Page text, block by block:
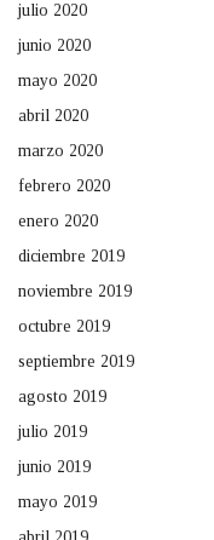
julio 2020
junio 2020
mayo 2020
abril 2020
marzo 2020
febrero 2020
enero 2020
diciembre 2019
noviembre 2019
octubre 2019
septiembre 2019
agosto 2019
julio 2019
junio 2019
mayo 2019